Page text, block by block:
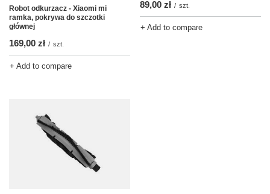
Robot odkurzacz - Xiaomi mi
ramka, pokrywa do szczotki
głównej
169,00 zł / szt.
+ Add to compare
89,00 zł / szt.
+ Add to compare